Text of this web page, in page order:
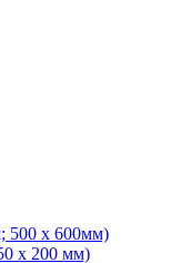
500 х 600мм)
х 200 мм)